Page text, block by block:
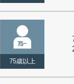
75歳以上